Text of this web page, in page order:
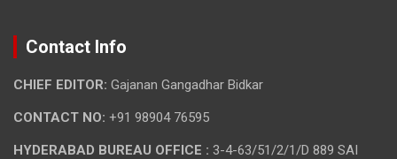
Contact Info
CHIEF EDITOR: Gajanan Gangadhar Bidkar
CONTACT NO: +91 98904 76595
HYDERABAD BUREAU OFFICE : 3-4-63/51/2/1/D 889 SAI